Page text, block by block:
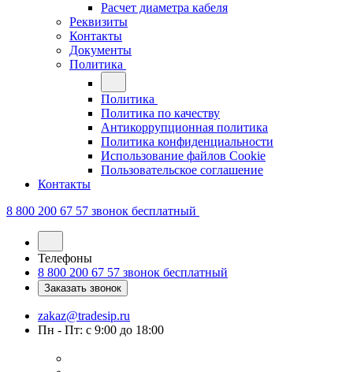
Расчет диаметра кабеля
Реквизиты
Контакты
Документы
Политика
Политика
Политика по качеству
Антикоррупционная политика
Политика конфиденциальности
Использование файлов Cookie
Пользовательское соглашение
Контакты
8 800 200 67 57 звонок бесплатный
Телефоны
8 800 200 67 57 звонок бесплатный
Заказать звонок
zakaz@tradesip.ru
Пн - Пт: с 9:00 до 18:00